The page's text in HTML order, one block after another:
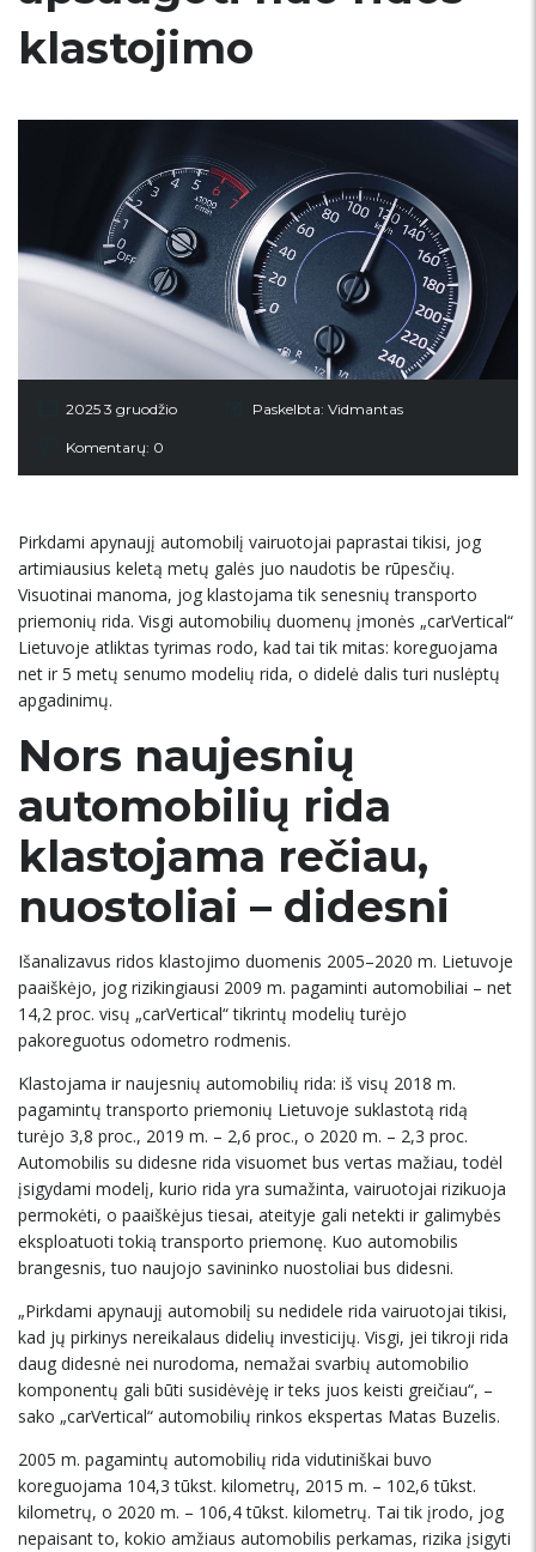
klastojimo
2025 3 gruodžio Paskelbta: Vidmantas
Komentarų: 0
Pirkdami apynaujį automobilį vairuotojai paprastai tikisi, jog
artimiausius keletą metų galės juo naudotis be rūpesčių.
Visuotinai manoma, jog klastojama tik senesnių transporto
priemonių rida. Visgi automobilių duomenų įmonės „carVertical“
Lietuvoje atliktas tyrimas rodo, kad tai tik mitas: koreguojama
net ir 5 metų senumo modelių rida, o didelė dalis turi nuslėptų
apgadinimų.
Nors naujesnių
automobilių rida
klastojama rečiau,
nuostoliai – didesni
Išanalizavus ridos klastojimo duomenis 2005–2020 m. Lietuvoje
paaiškėjo, jog rizikingiausi 2009 m. pagaminti automobiliai – net
14,2 proc. visų „carVertical“ tikrintų modelių turėjo
pakoreguotus odometro rodmenis.
Klastojama ir naujesnių automobilių rida: iš visų 2018 m.
pagamintų transporto priemonių Lietuvoje suklastotą ridą
turėjo 3,8 proc., 2019 m. – 2,6 proc., o 2020 m. – 2,3 proc.
Automobilis su didesne rida visuomet bus vertas mažiau, todėl
įsigydami modelį, kurio rida yra sumažinta, vairuotojai rizikuoja
permokėti, o paaiškėjus tiesai, ateityje gali netekti ir galimybės
eksploatuoti tokią transporto priemonę. Kuo automobilis
brangesnis, tuo naujojo savininko nuostoliai bus didesni.
„Pirkdami apynaujį automobilį su nedidele rida vairuotojai tikisi,
kad jų pirkinys nereikalaus didelių investicijų. Visgi, jei tikroji rida
daug didesnė nei nurodoma, nemažai svarbių automobilio
komponentų gali būti susidėvėję ir teks juos keisti greičiau“, –
sako „carVertical“ automobilių rinkos ekspertas Matas Buzelis.
2005 m. pagamintų automobilių rida vidutiniškai buvo
koreguojama 104,3 tūkst. kilometrų, 2015 m. – 102,6 tūkst.
kilometrų, o 2020 m. – 106,4 tūkst. kilometrų. Tai tik įrodo, jog
nepaisant to, kokio amžiaus automobilis perkamas, rizika įsigyti